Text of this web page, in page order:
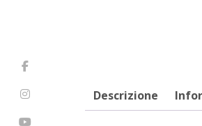
Descrizione